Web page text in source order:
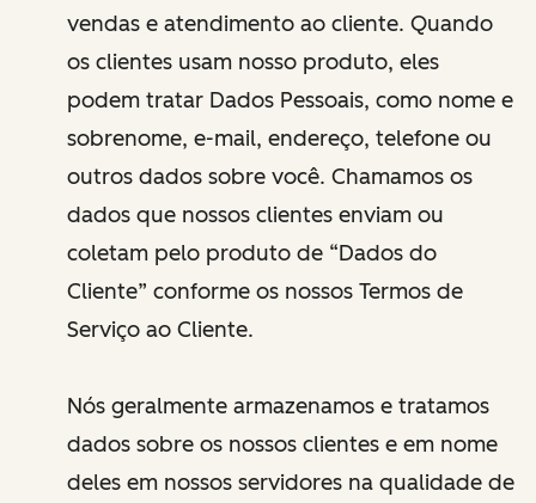
vendas e atendimento ao cliente. Quando
os clientes usam nosso produto, eles
podem tratar Dados Pessoais, como nome e
sobrenome, e-mail, endereço, telefone ou
outros dados sobre você. Chamamos os
dados que nossos clientes enviam ou
coletam pelo produto de “Dados do
Cliente” conforme os nossos Termos de
Serviço ao Cliente.
Nós geralmente armazenamos e tratamos
dados sobre os nossos clientes e em nome
deles em nossos servidores na qualidade de